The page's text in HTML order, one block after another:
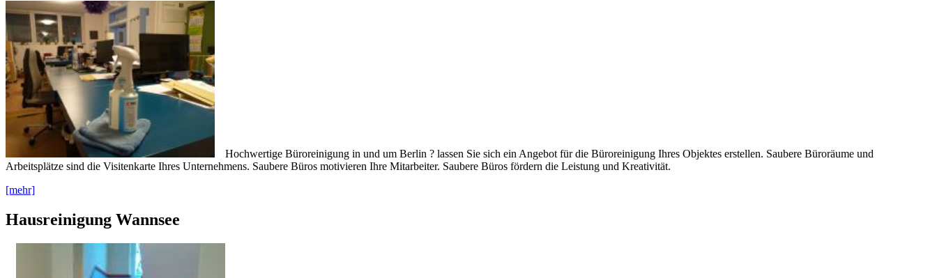
Hochwertige Büroreinigung in und um Berlin ? lassen Sie sich ein Angebot für die Büroreinigung Ihres Objektes erstellen. Saubere Büroräume und
Arbeitsplätze sind die Visitenkarte Ihres Unternehmens. Saubere Büros motivieren Ihre Mitarbeiter. Saubere Büros fördern die Leistung und Kreativität.
[mehr]
Hausreinigung Wannsee